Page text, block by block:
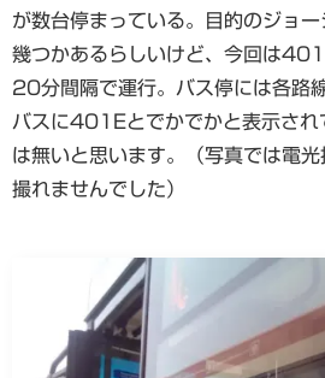
が数台停まっている。目的のジョ
幾つかあるらしいけど、今回は401
20分間隔で運行。バス停には各路
バスに401Eとでかでかと表示され
は無いと思います。（写真では電
撮れませんでした）